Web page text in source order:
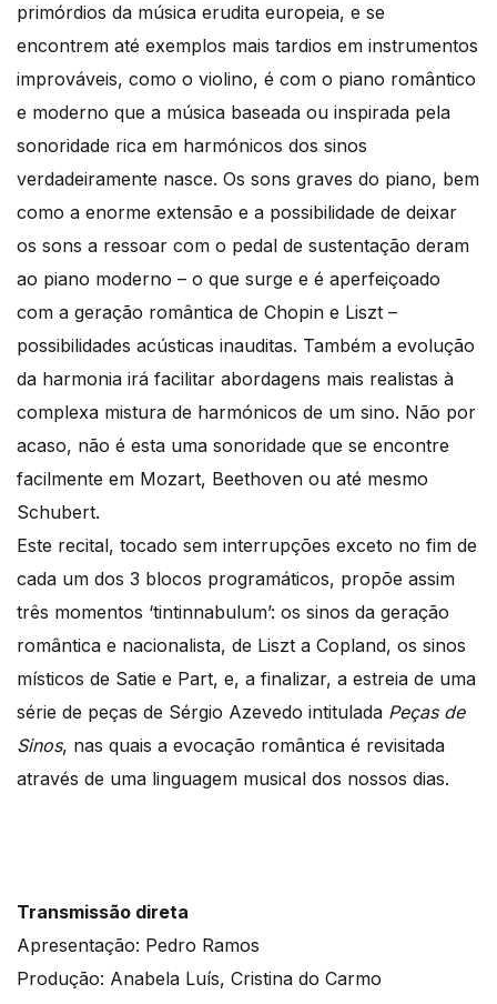
primórdios da música erudita europeia, e se
encontrem até exemplos mais tardios em instrumentos
improváveis, como o violino, é com o piano romântico
e moderno que a música baseada ou inspirada pela
sonoridade rica em harmónicos dos sinos
verdadeiramente nasce. Os sons graves do piano, bem
como a enorme extensão e a possibilidade de deixar
os sons a ressoar com o pedal de sustentação deram
ao piano moderno – o que surge e é aperfeiçoado
com a geração romântica de Chopin e Liszt –
possibilidades acústicas inauditas. Também a evolução
da harmonia irá facilitar abordagens mais realistas à
complexa mistura de harmónicos de um sino. Não por
acaso, não é esta uma sonoridade que se encontre
facilmente em Mozart, Beethoven ou até mesmo
Schubert.
Este recital, tocado sem interrupções exceto no fim de
cada um dos 3 blocos programáticos, propõe assim
três momentos ‘tintinnabulum’: os sinos da geração
romântica e nacionalista, de Liszt a Copland, os sinos
místicos de Satie e Part, e, a finalizar, a estreia de uma
série de peças de Sérgio Azevedo intitulada Peças de
Sinos, nas quais a evocação romântica é revisitada
através de uma linguagem musical dos nossos dias.
Transmissão direta
Apresentação: Pedro Ramos
Produção: Anabela Luís, Cristina do Carmo